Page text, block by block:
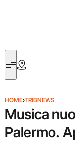
HOME›TRIBNEWS
Musica
Palermo.